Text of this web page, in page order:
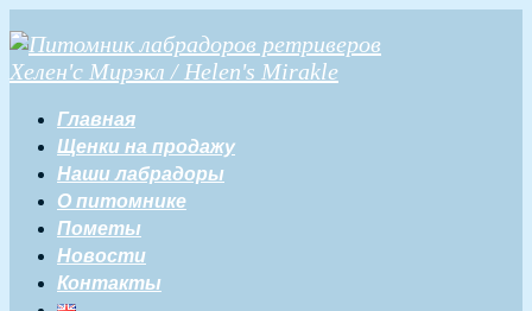
Главная
Щенки на продажу
Наши лабрадоры
О питомнике
Пометы
Новости
Контакты